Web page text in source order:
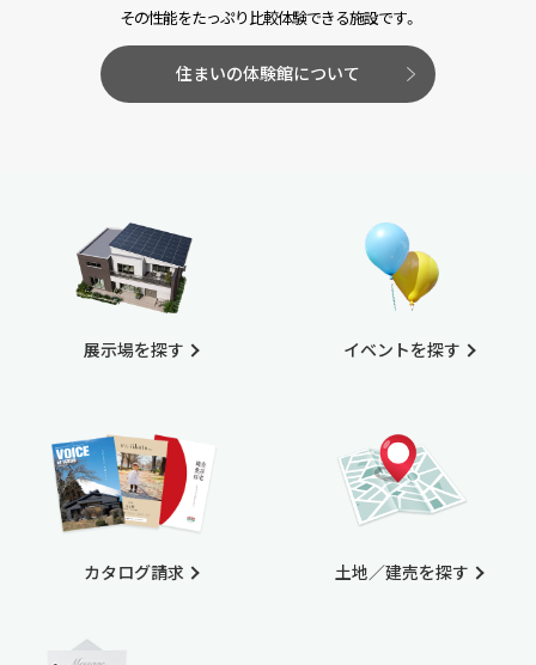
その性能をたっぷり比較体験できる施設です。
住まいの体験館について
展示場を探す
カタログ請求
イベントを探す
土地／建売を探す